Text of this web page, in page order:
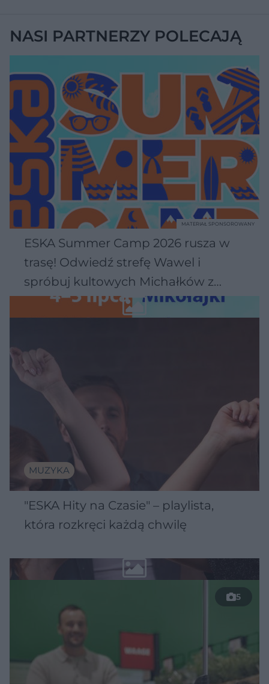
NASI PARTNERZY POLECAJĄ
ESKA Summer Camp 2026 rusza w
trasę! Odwiedź strefę Wawel i
spróbuj kultowych Michałków z
Wawelu
MATERIAŁ SPONSOROWANY
MUZYKA
"ESKA Hity na Czasie" – playlista,
która rozkręci każdą chwilę
5